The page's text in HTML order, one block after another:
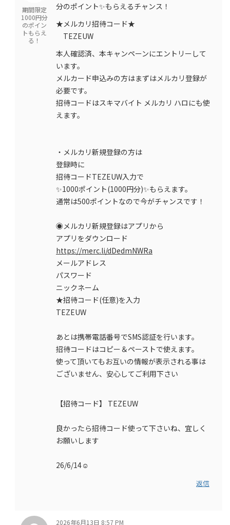
期間限定
1000円分
のポイン
トもらえ
る！
分のポイント✨もらえるチャンス！
★メルカリ招待コード★
TEZEUW
本人確認済、本キャンペーンにエントリーして
います。
メルカード申込みの方はまずはメルカリ登録が
必要です。
招待コードはスキマバイト メルカリ ハロにも使
えます。
・メルカリ新規登録の方は
登録時に
招待コードTEZEUW入力で
✨1000ポイント(1000円分)✨もらえます。
通常は500ポイントなので今がチャンスです！
◉メルカリ新規登録はアプリから
アプリをダウンロード
https://merc.li/dDedmNWRa
メールアドレス
パスワード
ニックネーム
★招待コード(任意)を入力
TEZEUW
あとは携帯電話番号でSMS認証を行います。
招待コードはコピー＆ペーストで使えます。
使って頂いてもお互いの情報が表示される事は
ございません、安心してご利用下さい
【招待コード】 TEZEUW
良かったら招待コード使って下さいね、宜しく
お願いします
26/6/14☺️
返信
2026年6月13日 8:57 PM